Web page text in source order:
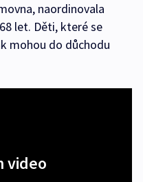
naordinovala
let. Děti, které se
mohou do důchodu
video